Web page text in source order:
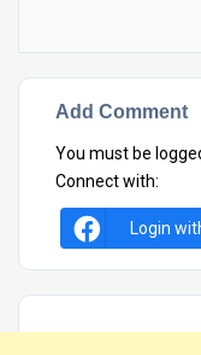
Add Comment
You must be
Connect with:
Login